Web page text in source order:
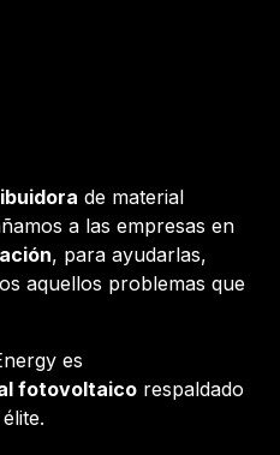
de material
a las empresas en
, para ayudarlas,
aquellos problemas que
es
fotovoltaico respaldado